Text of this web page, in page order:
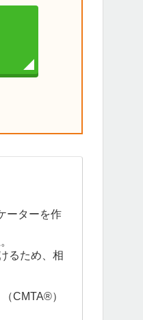
ーターを作
るため、相
CMTA®）